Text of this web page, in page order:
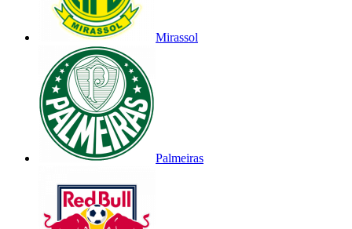
Mirassol
Palmeiras